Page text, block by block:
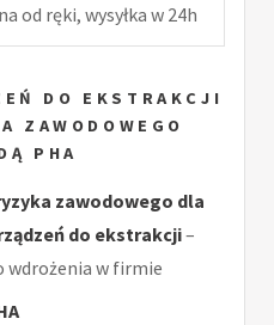
od ręki, wysyłka w 24h
DO EKSTRAKCJI
ZAWODOWEGO
PHA
zawodowego dla
do ekstrakcji–
wdrożenia w firmie